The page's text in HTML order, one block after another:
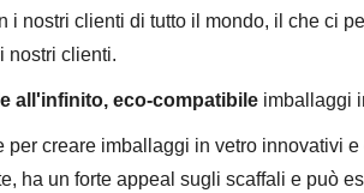
i nostri clienti di tutto il mondo, il che ci
nostri clienti.
all'infinito, eco-compatibile imballaggi
creare imballaggi in vetro innovativi
ha un forte appeal sugli scaffali e può